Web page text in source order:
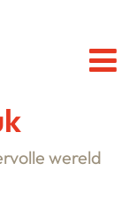
wereld